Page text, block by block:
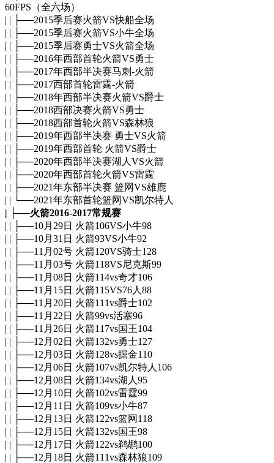
60FPS（全六场）
| | ├──2015季后赛火箭VS快船全场
| | ├──2015季后赛火箭VS小牛全场
| | ├──2015季后赛勇士VS火箭全场
| | ├──2016年西部首轮火箭VS勇士
| | ├──2017年西部半决赛马刺-火箭
| | ├──2017西部首轮雷霆-火箭
| | ├──2018年西部半决赛火箭VS爵士
| | ├──2018西部决赛火箭VS勇士
| | ├──2018西部首轮火箭VS森林狼
| | ├──2019年西部半决赛 勇士VS火箭
| | ├──2019年西部首轮 火箭VS爵士
| | ├──2020年西部半决赛湖人VS火箭
| | ├──2020年西部首轮火箭VS雷霆
| | ├──2021年东部半决赛 篮网VS雄鹿
| | └──2021年东部首轮篮网VS凯尔特人
| ├──火箭2016-2017常规赛
| | ├──10月29日 火箭106VS小牛98
| | ├──10月31日 火箭93VS小牛92
| | ├──11月02号 火箭120VS骑士128
| | ├──11月03号 火箭118VS尼克斯99
| | ├──11月08日 火箭114vs奇才106
| | ├──11月15日 火箭115VS76人88
| | ├──11月20日 火箭111vs爵士102
| | ├──11月22日 火箭99vs活塞96
| | ├──11月26日 火箭117vs国王104
| | ├──12月02日 火箭132vs勇士127
| | ├──12月03日 火箭128vs掘金110
| | ├──12月06日 火箭107vs凯尔特人106
| | ├──12月08日 火箭134vs湖人95
| | ├──12月10日 火箭102vs雷霆99
| | ├──12月11日 火箭109vs小牛87
| | ├──12月13日 火箭122vs篮网118
| | ├──12月15日 火箭132vs国王98
| | ├──12月17日 火箭122vs鹈鹕100
| | ├──12月18日 火箭111vs森林狼109